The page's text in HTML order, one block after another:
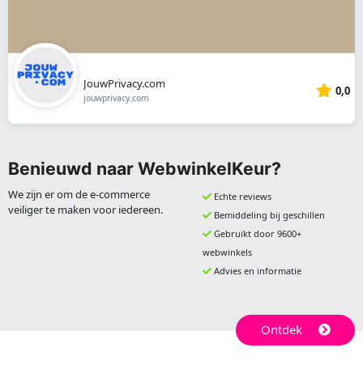
JouwPrivacy.com
jouwprivacy.com 0,0
Benieuwd naar WebwinkelKeur?
We zijn er om de e-commerce
veiliger te maken voor iedereen.
Echte reviews
Bemiddeling bij geschillen
Gebruikt door 9600+
webwinkels
Advies en informatie
Ontdek